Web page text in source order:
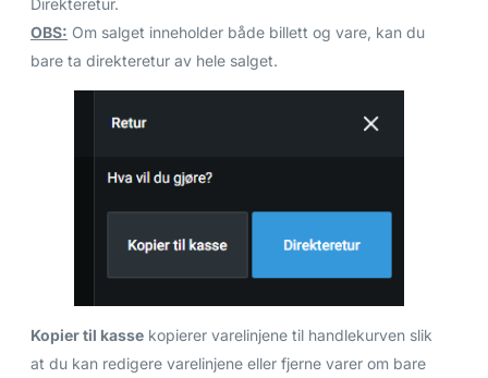
Direkteretur.
OBS: Om salget inneholder både billett og vare, kan du
bare ta direkteretur av hele salget.
Kopier til kasse kopierer varelinjene til handlekurven slik
at du kan redigere varelinjene eller fjerne varer om bare